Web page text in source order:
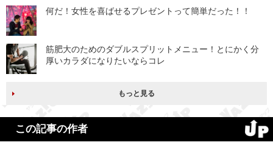
何だ！女性を喜ばせるプレゼントって簡単だった！！
筋肥大のためのダブルスプリットメニュー！とにかく分
厚いカラダになりたいならコレ
もっと見る
この記事の作者